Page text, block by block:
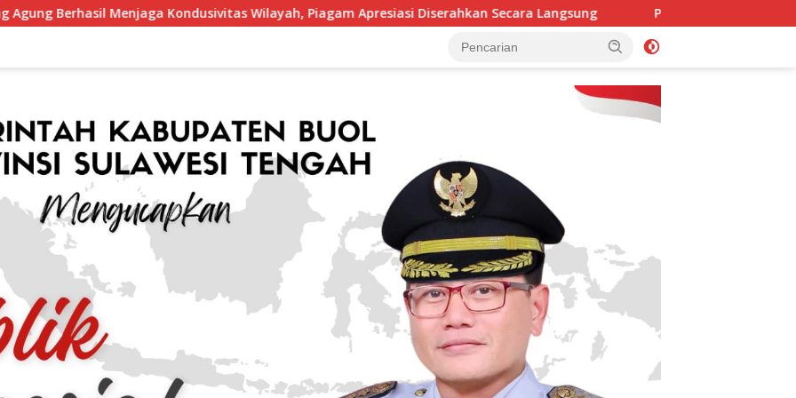
Kondusivitas Wilayah, Piagam Apresiasi Diserahkan Secara Langsung Perang Terhadap Narkoba, PAN Sulteng